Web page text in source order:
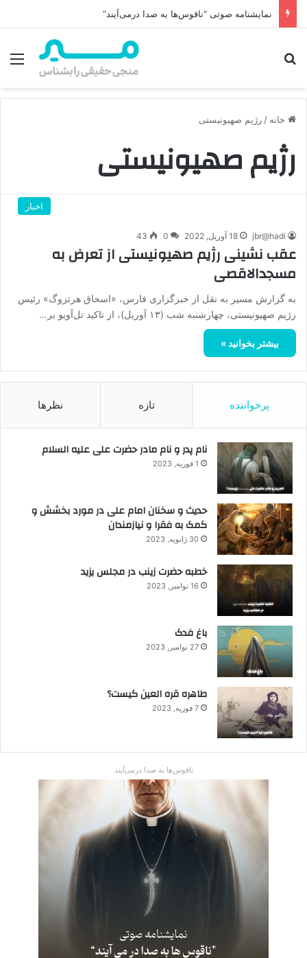
نمایشنامه صوتی “ناقوس‌ها به صدا در‌می‌آیند”
خانه /رژیم صهیونیستی
رژیم صهیونیستی
اخبار
jbr@hadi 18 آوریل, 2022 0
43
عقب نشینی رژیم صهیونیستی از تعرض به
مسجدالاقصی
به گزارش مسیر به نقل از خبرگزاری فارس، «اسحاق هرتزوگ» رئیس
رژیم صهیونیستی، چهارشنبه شب (۱۳ آوریل)، از تاکید تل‌آویو بر…
بیشتر بخوانید »
پرخواننده تازه نظرها
نام پدر و نام مادر حضرت علی علیه السلام
1 فوریه, 2023
حدیث و سخنان امام علی در مورد بخشش و
کمک به فقرا و نیازمندان
30 ژانویه, 2023
خطبه حضرت زینب در مجلس یزید
16 نوامبر, 2023
باغ فدک
27 نوامبر, 2023
طاهره قره العین کیست؟
7 فوریه, 2023
ناقوس‌ها به صدا در‌می‌آیند